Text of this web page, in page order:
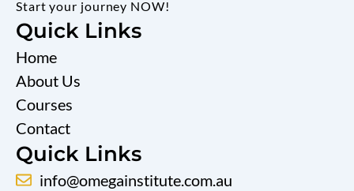
Start your journey NOW!
Quick Links
Home
About Us
Courses
Contact
Quick Links
info@omegainstitute.com.au